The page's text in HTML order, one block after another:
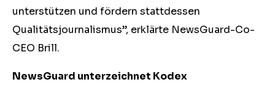
unterstützen und fördern stattdessen
Qualitätsjournalismus”, erklärte NewsGuard-Co-
CEO Brill.
NewsGuard unterzeichnet Kodex